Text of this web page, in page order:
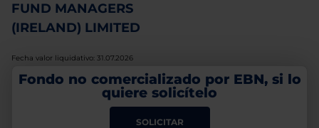
FUND MANAGERS
(IRELAND) LIMITED
Fecha valor liquidativo: 31.07.2026
Fondo no comercializado por EBN, si lo
quiere solicítelo
SOLICITAR